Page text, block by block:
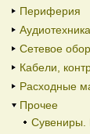
Периферия
Аудиотехника
Сетевое
Кабели,
Расходные
Прочее
Сувениры.